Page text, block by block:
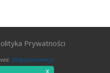
Prywatności
300gospodarka.pl
x